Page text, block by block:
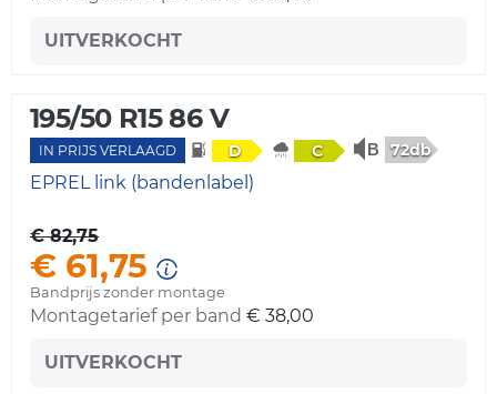
UITVERKOCHT
195/50 R15 86 V
IN PRIJS VERLAAGD D C 72db
EPREL link (bandenlabel)
€ 82,75
€ 61,75
Bandprijs zonder montage
Montagetarief per band € 38,00
UITVERKOCHT